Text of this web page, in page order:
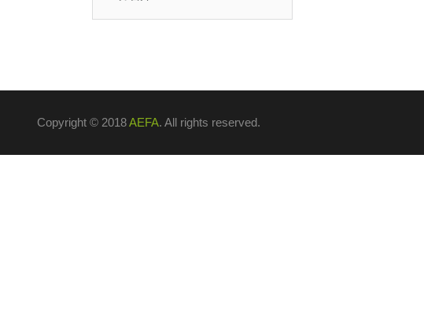
Copyright © 2018AEFA. All rights reserved.